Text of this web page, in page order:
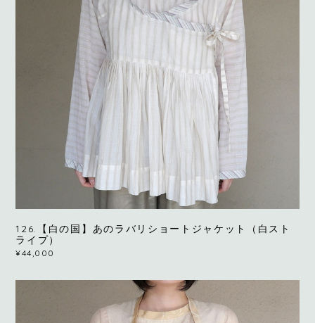
126.【白の国】あのラバリショートジャケット（白スト
ライプ）
¥44,000